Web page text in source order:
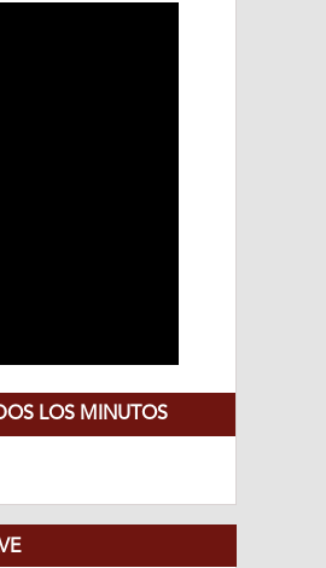
LOS MINUTOS